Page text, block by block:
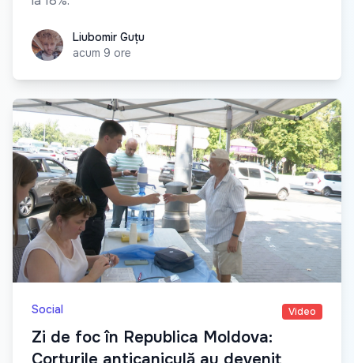
Liubomir Guțu
Liubomir Guțu
acum 9 ore
Social Video
Zi de foc în Republica Moldova: